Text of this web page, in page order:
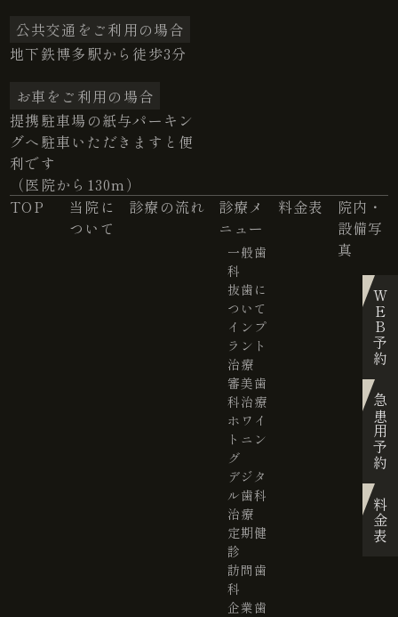
WEB予約
急患用予約
料金表
公共交通をご利用の場合
地下鉄博多駅から徒歩3分
お車をご利用の場合
提携駐車場の紙与パーキン
グへ駐車いただきますと便
利です
（医院から130m）
TOP
当院に
ついて
診療の流れ
診療メ
ニュー
一般歯
科
抜歯に
ついて
インプ
ラント
治療
審美歯
科治療
ホワイ
トニン
グ
デジタ
ル歯科
治療
定期健
診
訪問歯
科
企業歯
料金表
院内・
設備写
真